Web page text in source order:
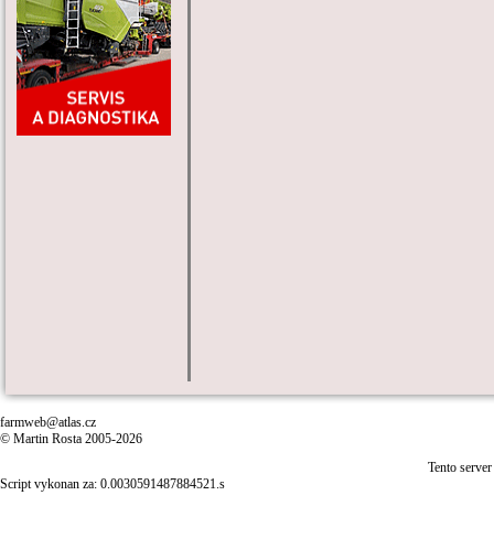
farmweb@atlas.cz
© Martin Rosta 2005-2026
Tento
Script vykonan za: 0.0030591487884521.s